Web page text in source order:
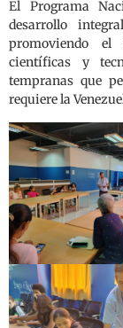
El Programa
desarrollo
promoviendo el
científicas y
tempranas que
requiere la